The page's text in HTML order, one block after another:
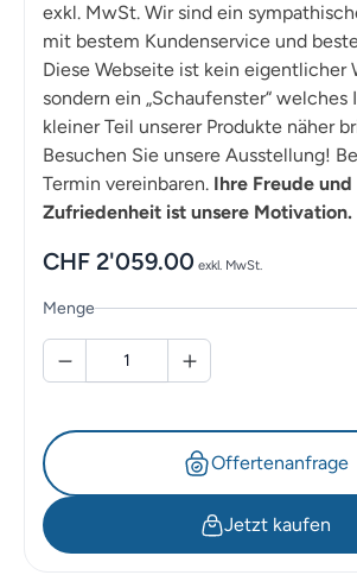
exkl. MwSt. Wir sind ein
mit bestem Kundenservice und
Diese Webseite ist kein eigentlicher
sondern ein „Schaufenster“ welches
kleiner Teil unserer Produkte näher
Besuchen Sie unsere Ausstellung!
Termin vereinbaren. Ihre Freude und
Zufriedenheit ist unsere Motivation.
CHF 2'059.00 exkl. MwSt.
Menge
Offertenanfrage
Jetzt kaufen